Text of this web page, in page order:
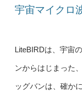
宇宙マイクロ
LiteBIRDは、宇宙
ンからはじまった
ッグバンは、確か